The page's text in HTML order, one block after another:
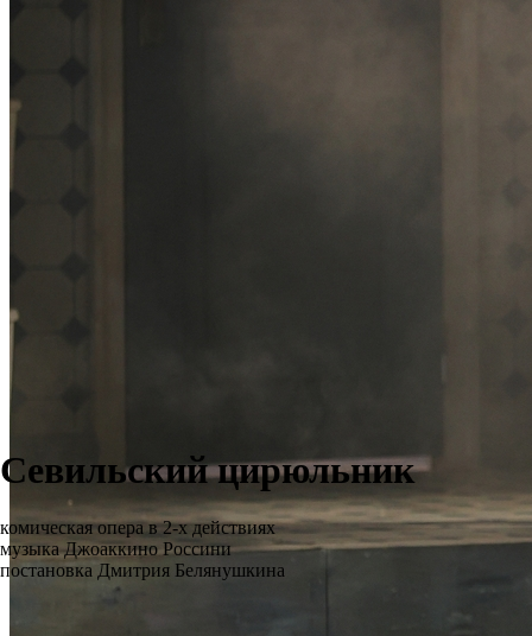
Севильский цирюльник
комическая опера в 2-х действиях
музыка Джоаккино Россини
постановка Дмитрия Белянушкина